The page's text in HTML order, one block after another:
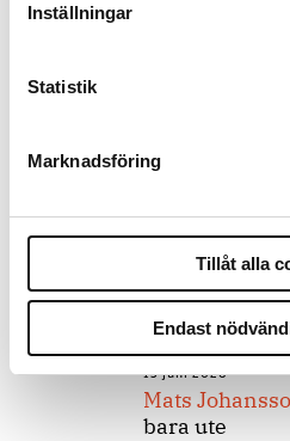
Inställningar
Statistik
Marknadsföring
Tillåt alla
Endast
Det
Debatt:Med
kan polisen
15 juni 2026
Mats
bara ute